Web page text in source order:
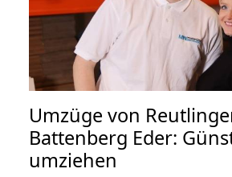
Umzüge von
Battenberg Eder:
umziehen